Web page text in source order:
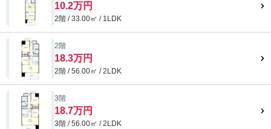
10.2万円
2階 / 33.00㎡ / 1LDK
2階
18.3万円
2階 / 56.00㎡ / 2LDK
3階
18.7万円
3階 / 56.00㎡ / 2LDK